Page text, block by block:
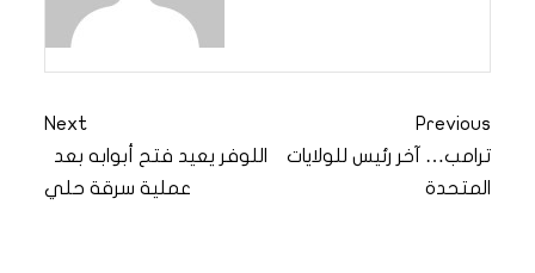
Previous
ترامب… آخر رئيس للولايات
المتحدة
Next
اللوفر يعيد فتح أبوابه بعد
عملية سرقة حلي